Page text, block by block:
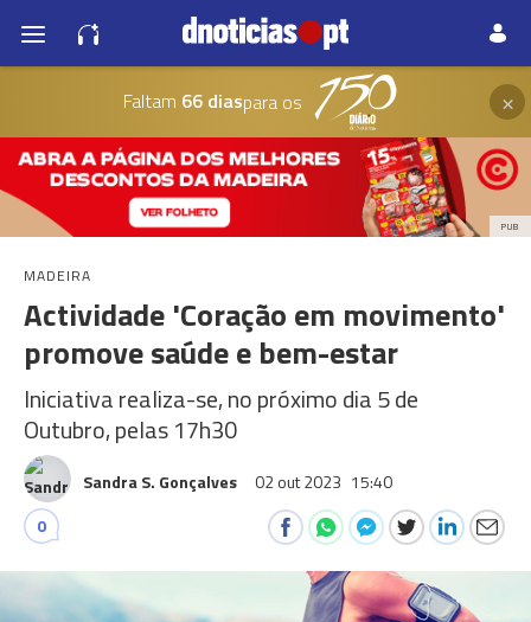
Faltam 66 diaspara os ×
PUB
MADEIRA
Actividade 'Coração em movimento'
promove saúde e bem-estar
Iniciativa realiza-se, no próximo dia 5 de
Outubro, pelas 17h30
Sandra S. Gonçalves 02 out 2023 15:40
0